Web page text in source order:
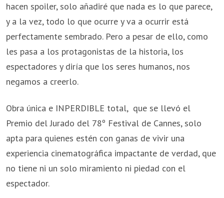
hacen spoiler, solo añadiré que nada es lo que parece,
y a la vez, todo lo que ocurre y va a ocurrir está
perfectamente sembrado. Pero a pesar de ello, como
les pasa a los protagonistas de la historia, los
espectadores y diría que los seres humanos, nos
negamos a creerlo.
Obra única e INPERDIBLE total, que se llevó el
Premio del Jurado del 78º Festival de Cannes, solo
apta para quienes estén con ganas de vivir una
experiencia cinematográfica impactante de verdad, que
no tiene ni un solo miramiento ni piedad con el
espectador.